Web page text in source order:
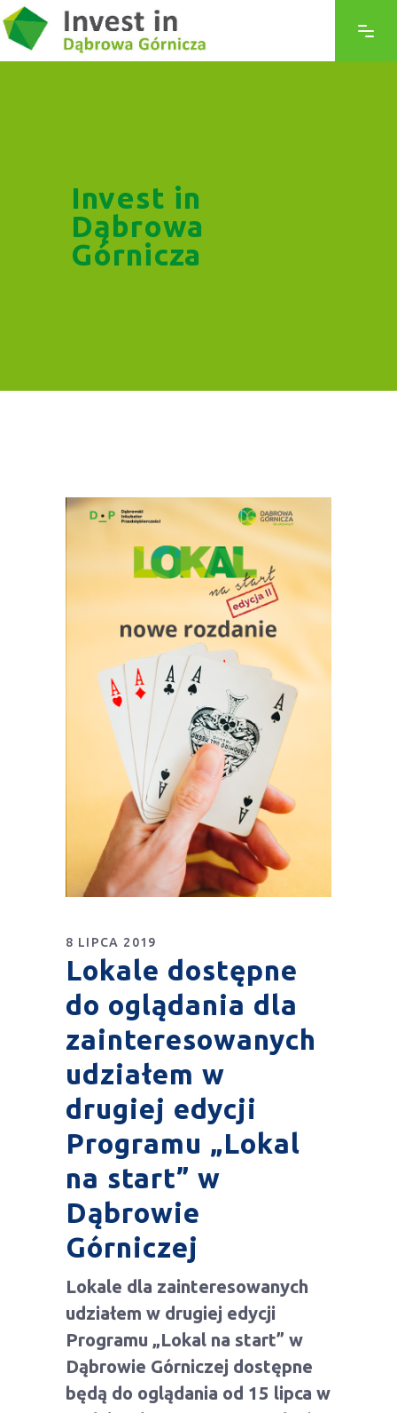
Invest in
Dąbrowa
Górnicza
8 LIPCA 2019
Lokale dostępne
do oglądania dla
zainteresowanych
udziałem w
drugiej edycji
Programu „Lokal
na start” w
Dąbrowie
Górniczej
Lokale dla zainteresowanych
udziałem w drugiej edycji
Programu „Lokal na start” w
Dąbrowie Górniczej dostępne
będą do oglądania od 15 lipca w